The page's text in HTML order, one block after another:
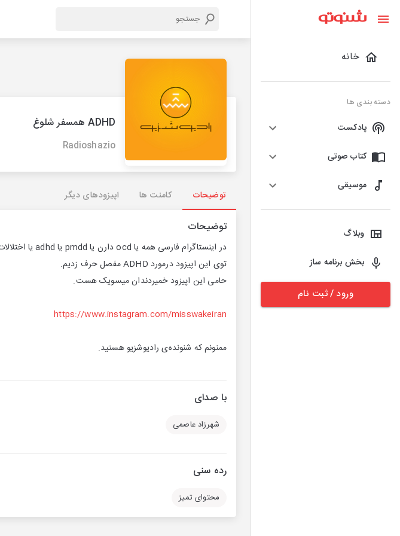
خانه
دسته بندی ها
پادکست
کتاب صوتی
موسیقی
وبلاگ
بخش برنامه ساز
ورود / ثبت نام
ADHD همسفر شلوغ
Radioshazio
توضیحات کامنت ها اپیزودهای دیگر
توضیحات
در اینستاگرام فارسی همه یا ocd دارن یا pmdd یا adhd یا اختلالات دیگه و حرف زدن از این اختلالات هم جنبه‌ی مثبت داره و هم جنبه‌ی منفی.
توی این اپیزود درمورد ADHD مفصل حرف زدیم.
حامی این اپیزود خمیردندان میسویک هست.
https://www.instagram.com/misswakeiran
ممنونم که شنونده‌ی رادیوشزیو هستید.
با صدای
شهرزاد عاصمی
رده سنی
محتوای تمیز